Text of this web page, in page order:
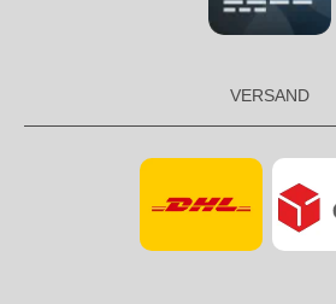
VERSAND